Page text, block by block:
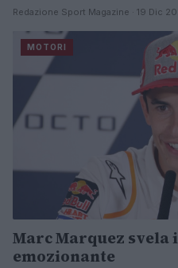
Redazione Sport Magazine · 19 Dic
MOTORI
Marc Marquez
emozionante